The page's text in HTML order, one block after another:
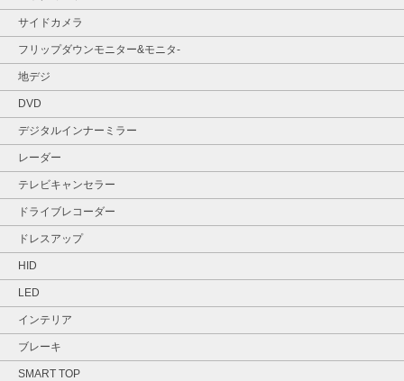
サイドカメラ
フリップダウンモニター&モニタ‐
地デジ
DVD
デジタルインナーミラー
レーダー
テレビキャンセラー
ドライブレコーダー
ドレスアップ
HID
LED
インテリア
ブレーキ
SMART TOP